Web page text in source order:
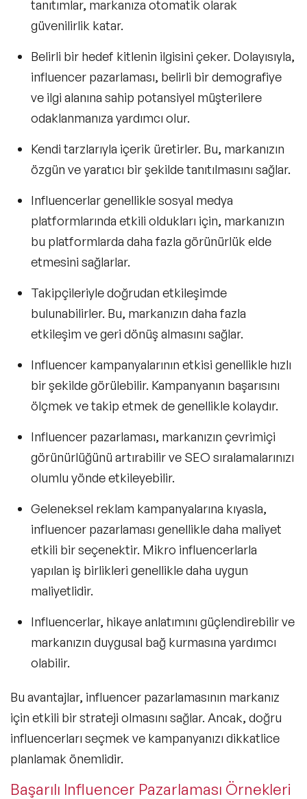
tanıtımlar, markanıza otomatik olarak
güvenilirlik katar.
Belirli bir hedef kitlenin ilgisini çeker. Dolayısıyla,
influencer pazarlaması, belirli bir demografiye
ve ilgi alanına sahip potansiyel müşterilere
odaklanmanıza yardımcı olur.
Kendi tarzlarıyla içerik üretirler. Bu, markanızın
özgün ve yaratıcı bir şekilde tanıtılmasını sağlar.
Influencerlar genellikle sosyal medya
platformlarında etkili oldukları için, markanızın
bu platformlarda daha fazla görünürlük elde
etmesini sağlarlar.
Takipçileriyle doğrudan etkileşimde
bulunabilirler. Bu, markanızın daha fazla
etkileşim ve geri dönüş almasını sağlar.
Influencer kampanyalarının etkisi genellikle hızlı
bir şekilde görülebilir. Kampanyanın başarısını
ölçmek ve takip etmek de genellikle kolaydır.
Influencer pazarlaması, markanızın çevrimiçi
görünürlüğünü artırabilir ve SEO sıralamalarınızı
olumlu yönde etkileyebilir.
Geleneksel reklam kampanyalarına kıyasla,
influencer pazarlaması genellikle daha maliyet
etkili bir seçenektir. Mikro influencerlarla
yapılan iş birlikleri genellikle daha uygun
maliyetlidir.
Influencerlar, hikaye anlatımını güçlendirebilir ve
markanızın duygusal bağ kurmasına yardımcı
olabilir.
Bu avantajlar, influencer pazarlamasının markanız
için etkili bir strateji olmasını sağlar. Ancak, doğru
influencerları seçmek ve kampanyanızı dikkatlice
planlamak önemlidir.
Başarılı Influencer Pazarlaması Örnekleri